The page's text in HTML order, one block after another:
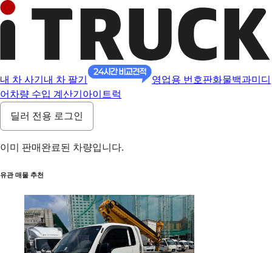
내 차 사기 내 차 팔기 영업용 번호판화물백과미디
어 차량 수입 계산기 아이트럭
딜러 전용 로그인
이미 판매완료된 차량입니다.
유관 매물 추천